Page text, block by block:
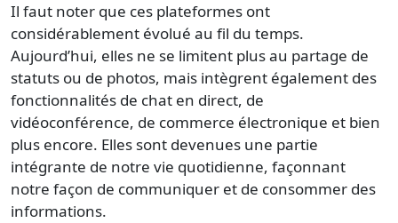
Il faut noter que ces plateformes ont
considérablement évolué au fil du temps.
Aujourd’hui, elles ne se limitent plus au partage de
statuts ou de photos, mais intègrent également des
fonctionnalités de chat en direct, de
vidéoconférence, de commerce électronique et bien
plus encore. Elles sont devenues une partie
intégrante de notre vie quotidienne, façonnant
notre façon de communiquer et de consommer des
informations.